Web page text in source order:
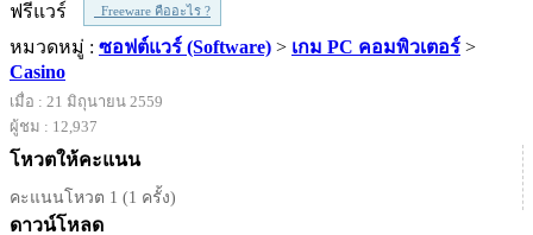
ฟรีแวร์
Freeware คืออะไร ?
หมวดหมู่ : ซอฟต์แวร์ (Software) > เกม PC คอมพิวเตอร์ >
Casino
เมื่อ : 21 มิถุนายน 2559
ผู้ชม : 12,937
โหวตให้คะแนน
คะแนนโหวต 1 (1 ครั้ง)
ดาวน์โหลด